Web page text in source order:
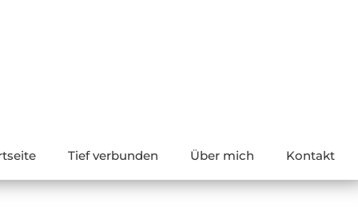
Tief verbunden Über mich Kontakt